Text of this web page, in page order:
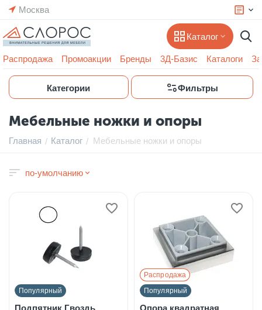
Москва
Каталог
Распродажа Промоакции Бренды 3Д-Базис Каталоги
Категории Фильтры
Мебельные ножки и опоры
Главная / Каталог / Мебельные ножки и опоры
по-умолчанию
Популярный
Подпятник Гвоздь
Распродажа
Популярный
Опора квадратная